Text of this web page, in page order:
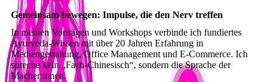
Gemeinsam bewegen: Impulse, die den Nerv treffen
In meinen Vorträgen und Workshops verbinde ich fundiertes
Ayurveda-Wissen mit über 20 Jahren Erfahrung in
Mediengestaltung, Office Management und E-Commerce. Ich
spreche kein „Fach-Chinesisch“, sondern die Sprache der
Macher:innen.